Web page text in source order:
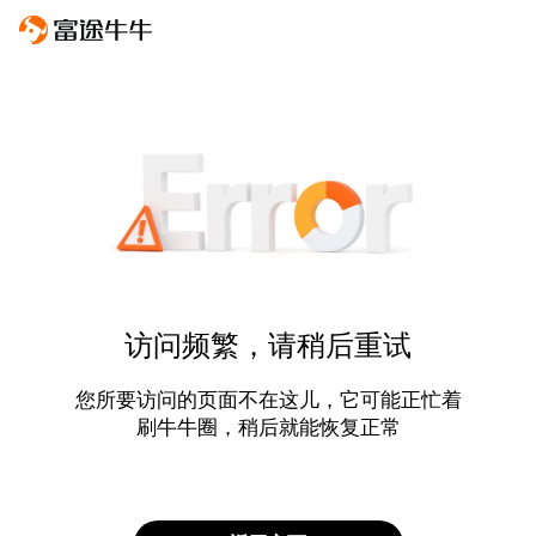
访问频繁，请稍后重试
您所要访问的页面不在这儿，它可能正忙着
刷牛牛圈，稍后就能恢复正常